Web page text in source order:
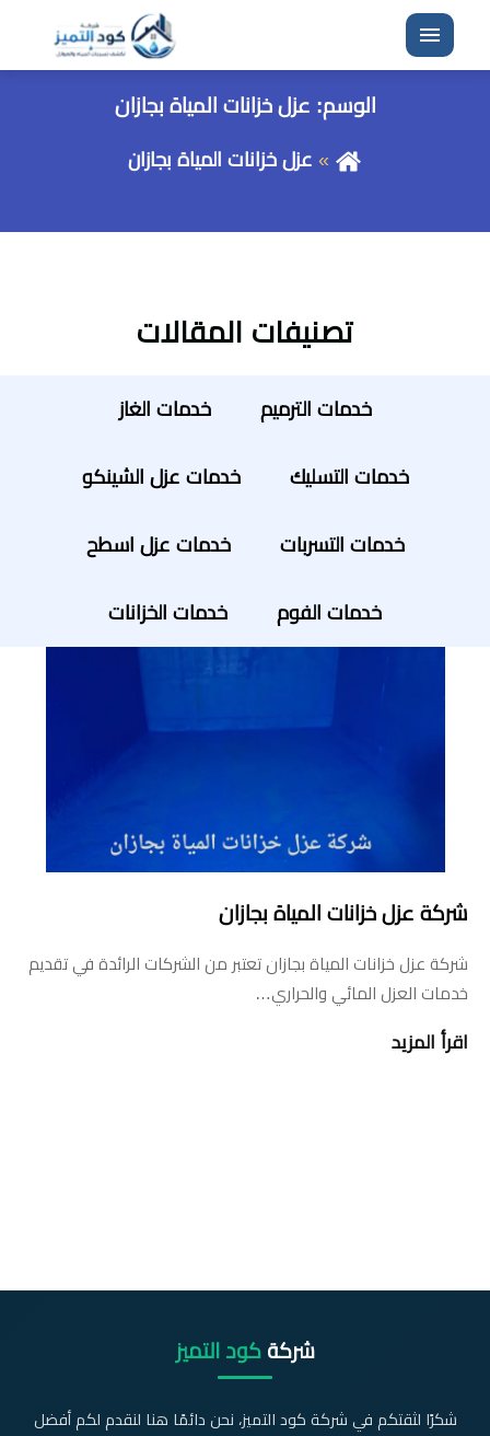
القائمة
الوسم: عزل خزانات المياة بجازان
عزل خزانات المياة بجازان
تصنيفات المقالات
خدمات الترميم خدمات الغاز
خدمات التسليك خدمات عزل الشينكو
خدمات التسربات خدمات عزل اسطح
خدمات الفوم خدمات الخزانات
شركة عزل خزانات المياة بجازان
شركة عزل خزانات المياة بجازان تعتبر من الشركات الرائدة في تقديم
خدمات العزل المائي والحراري…
اقرأ المزيد
شركةكود التميز
شكرًا لثقتكم في شركة كود التميز، نحن دائمًا هنا لنقدم لكم أفضل